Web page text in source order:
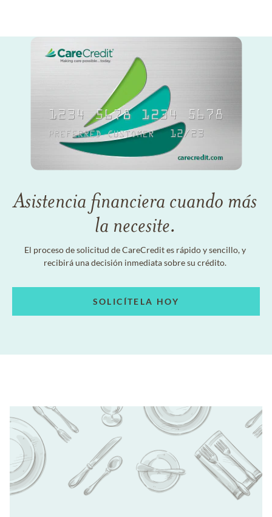
Asistencia financiera cuando más
la necesite.
El proceso de solicitud de CareCredit es rápido y sencillo, y
recibirá una decisión inmediata sobre su crédito.
SOLICÍTELA HOY